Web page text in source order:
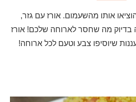
אותו מהשעמום. אורז עם גזר,
בדיוק מה שחסר לארוחה שלכם! אורז
שיוסיפו צבע וטעם לכל ארוחה!